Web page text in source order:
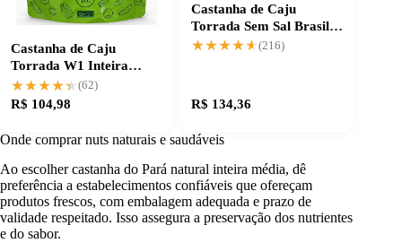
Castanha de Caju
Torrada W1 Inteira
Premium, crocância
garantida
★★★★★
★★★★★ (62)
R$ 104,98
Castanha de Caju
Torrada Sem Sal Brasil
Frutt 1,01kg
★★★★★
★★★★★(216)
R$ 134,36
Onde comprar nuts naturais e saudáveis
Ao escolher castanha do Pará natural inteira média, dê
preferência a estabelecimentos confiáveis que ofereçam
produtos frescos, com embalagem adequada e prazo de
validade respeitado. Isso assegura a preservação dos nutrientes
e do sabor.